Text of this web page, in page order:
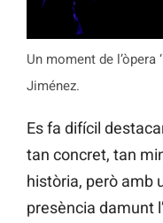
Un moment de l’òpera
Jiménez.
Es fa difícil
tan concret, tan
història, però amb
presència damunt